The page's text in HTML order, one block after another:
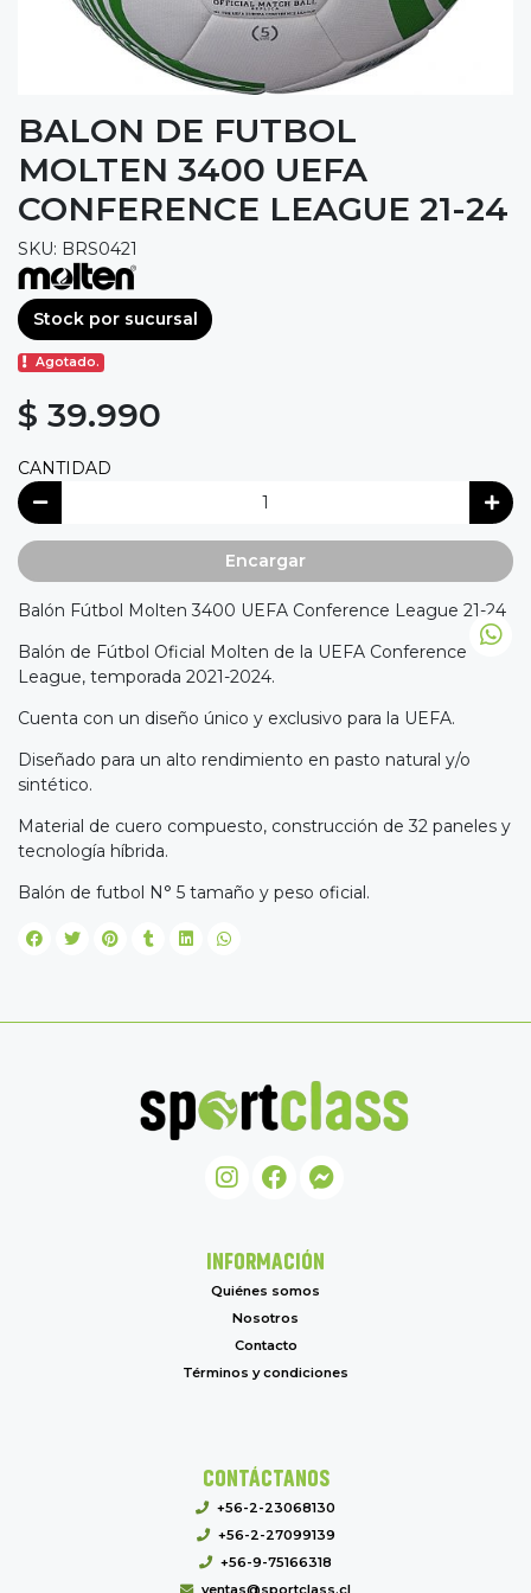
BALON DE FUTBOL
MOLTEN 3400 UEFA
CONFERENCE LEAGUE 21-24
SKU: BRS0421
Stock por sucursal
Agotado.
$ 39.990
CANTIDAD
Encargar
Balón Fútbol Molten 3400 UEFA Conference League 21-24
Balón de Fútbol Oficial Molten de la UEFA Conference
League, temporada 2021-2024.
Cuenta con un diseño único y exclusivo para la UEFA.
Diseñado para un alto rendimiento en pasto natural y/o
sintético.
Material de cuero compuesto, construcción de 32 paneles y
tecnología híbrida.
Balón de futbol N° 5 tamaño y peso oficial.
INFORMACIÓN
Quiénes somos
Nosotros
Contacto
Términos y condiciones
CONTÁCTANOS
+56-2-23068130
+56-2-27099139
+56-9-75166318
ventas@sportclass.cl